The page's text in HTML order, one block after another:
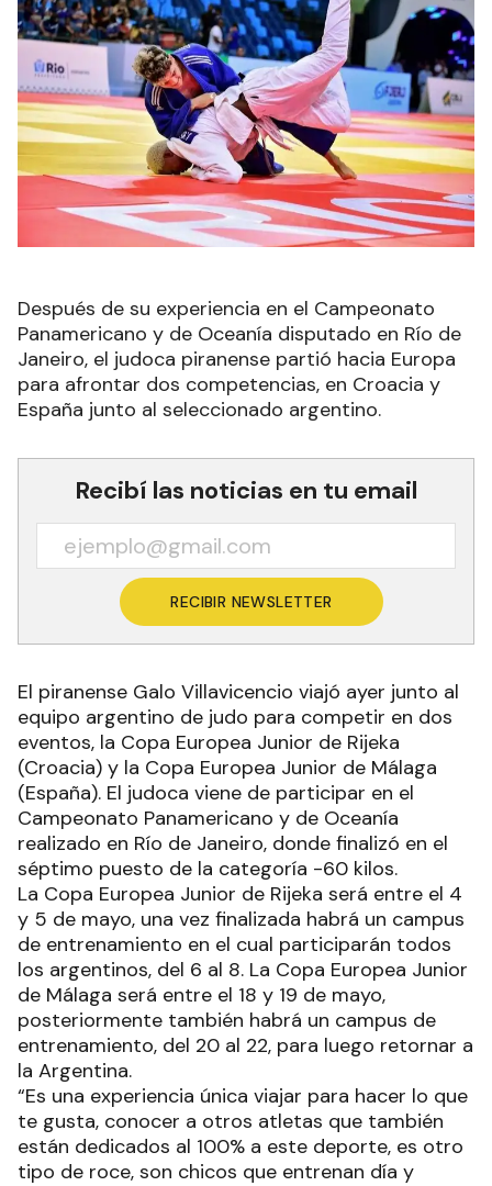
Después de su experiencia en el Campeonato
Panamericano y de Oceanía disputado en Río de
Janeiro, el judoca piranense partió hacia Europa
para afrontar dos competencias, en Croacia y
España junto al seleccionado argentino.
Recibí las noticias en tu email
RECIBIR NEWSLETTER
El piranense Galo Villavicencio viajó ayer junto al
equipo argentino de judo para competir en dos
eventos, la Copa Europea Junior de Rijeka
(Croacia) y la Copa Europea Junior de Málaga
(España). El judoca viene de participar en el
Campeonato Panamericano y de Oceanía
realizado en Río de Janeiro, donde finalizó en el
séptimo puesto de la categoría -60 kilos.
La Copa Europea Junior de Rijeka será entre el 4
y 5 de mayo, una vez finalizada habrá un campus
de entrenamiento en el cual participarán todos
los argentinos, del 6 al 8. La Copa Europea Junior
de Málaga será entre el 18 y 19 de mayo,
posteriormente también habrá un campus de
entrenamiento, del 20 al 22, para luego retornar a
la Argentina.
“Es una experiencia única viajar para hacer lo que
te gusta, conocer a otros atletas que también
están dedicados al 100% a este deporte, es otro
tipo de roce, son chicos que entrenan día y